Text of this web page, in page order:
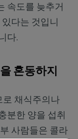
속도를 늦추거
다는 것입니
다.
혼동하지
로 채식주의나
분한 양을 섭취
사람들은 콜라